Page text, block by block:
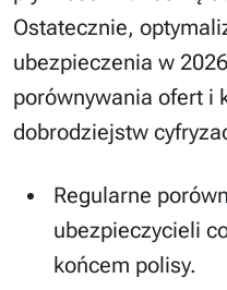
Ostatecznie,
ubezpieczenia w
porównywania ofert i
dobrodziejstw
Regularne
ubezpieczycieli
końcem polisy.